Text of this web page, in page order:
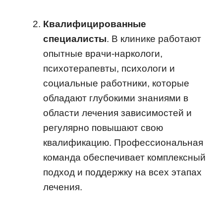
Квалифицированные
специалисты. В клинике работают
опытные врачи-наркологи,
психотерапевты, психологи и
социальные работники, которые
обладают глубокими знаниями в
области лечения зависимостей и
регулярно повышают свою
квалификацию. Профессиональная
команда обеспечивает комплексный
подход и поддержку на всех этапах
лечения.